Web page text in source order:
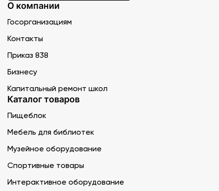
О компании
Госорганизациям
Контакты
Приказ 838
Бизнесу
Капитальный ремонт школ
Каталог товаров
Пищеблок
Мебель для библиотек
Музейное оборудование
Спортивные товары
Интерактивное оборудование